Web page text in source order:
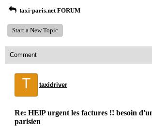
taxi-paris.net FORUM
Start a New Topic
Comment
T taxidriver
Re: HElP urgent les factures !! besoin
parisien